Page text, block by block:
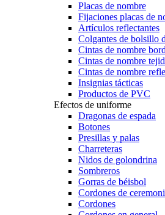
Placas de nombre
Fijaciones placas de
Artículos reflectantes
Colgantes de bolsillo
Cintas de nombre
Cintas de nombre
Cintas de nombre
Insignias tácticas
Productos de PVC
Efectos de uniforme
Dragonas de espada
Botones
Presillas y palas
Charreteras
Nidos de golondrina
Sombreros
Gorras de béisbol
Cordones de
Cordones